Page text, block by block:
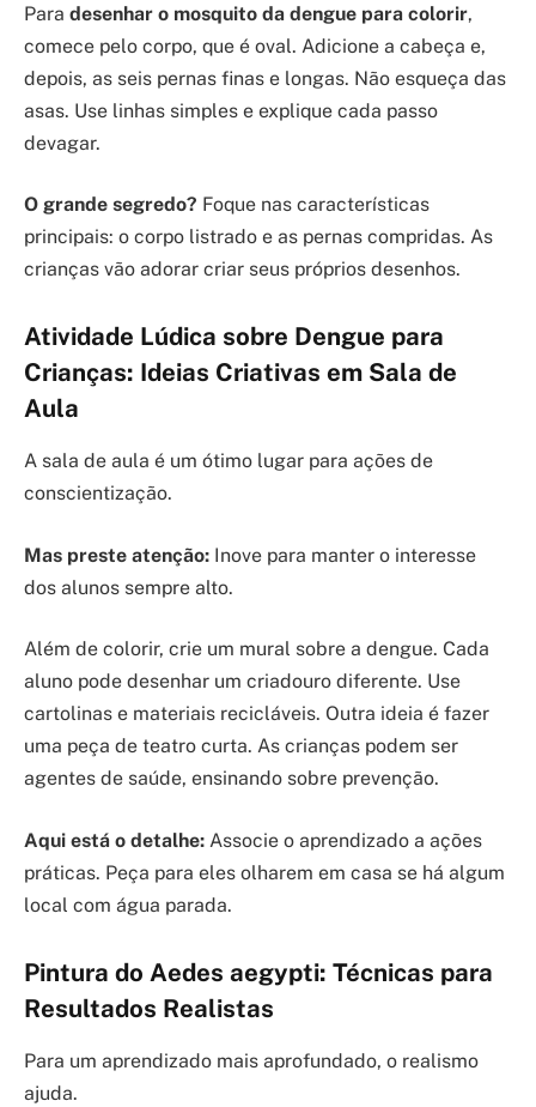
Para desenhar o mosquito da dengue para colorir,
comece pelo corpo, que é oval. Adicione a cabeça e,
depois, as seis pernas finas e longas. Não esqueça das
asas. Use linhas simples e explique cada passo
devagar.
O grande segredo? Foque nas características
principais: o corpo listrado e as pernas compridas. As
crianças vão adorar criar seus próprios desenhos.
Atividade Lúdica sobre Dengue para
Crianças: Ideias Criativas em Sala de
Aula
A sala de aula é um ótimo lugar para ações de
conscientização.
Mas preste atenção: Inove para manter o interesse
dos alunos sempre alto.
Além de colorir, crie um mural sobre a dengue. Cada
aluno pode desenhar um criadouro diferente. Use
cartolinas e materiais recicláveis. Outra ideia é fazer
uma peça de teatro curta. As crianças podem ser
agentes de saúde, ensinando sobre prevenção.
Aqui está o detalhe: Associe o aprendizado a ações
práticas. Peça para eles olharem em casa se há algum
local com água parada.
Pintura do Aedes aegypti: Técnicas para
Resultados Realistas
Para um aprendizado mais aprofundado, o realismo
ajuda.